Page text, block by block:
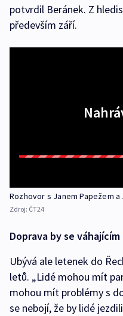
potvrdil Beránek. Z
především září.
Rozhovor s Janem Papežem
Zdroj: ČT24
Doprava by se
Ubývá ale letenek do
letů. „Lidé mohou mít
mohou mít problémy s
se nebojí, že by lidé